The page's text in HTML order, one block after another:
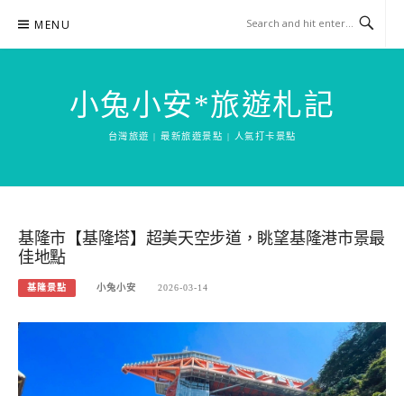
content
MENU
小兔小安*旅遊札記
台灣旅遊 | 最新旅遊景點 | 人氣打卡景點
基隆市【基隆塔】超美天空步道，眺望基隆港市景最
佳地點
基隆景點 小兔小安 2026-03-14